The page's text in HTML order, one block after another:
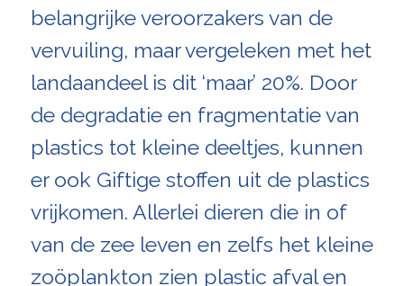
belangrijke veroorzakers van de
vervuiling, maar vergeleken met het
landaandeel is dit ‘maar’ 20%. Door
de degradatie en fragmentatie van
plastics tot kleine deeltjes, kunnen
er ook Giftige stoffen uit de plastics
vrijkomen. Allerlei dieren die in of
van de zee leven en zelfs het kleine
zoöplankton zien plastic afval en